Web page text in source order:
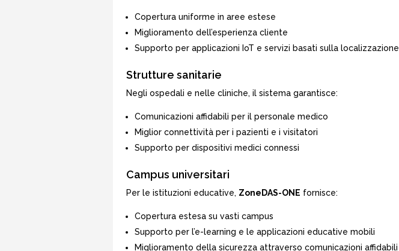
Copertura uniforme in aree estese
Miglioramento dell’esperienza cliente
Supporto per applicazioni IoT e servizi basati sulla localizzazione
Strutture sanitarie
Negli ospedali e nelle cliniche, il sistema garantisce:
Comunicazioni affidabili per il personale medico
Miglior connettività per i pazienti e i visitatori
Supporto per dispositivi medici connessi
Campus universitari
Per le istituzioni educative, ZoneDAS-ONE fornisce:
Copertura estesa su vasti campus
Supporto per l’e-learning e le applicazioni educative mobili
Miglioramento della sicurezza attraverso comunicazioni affidabili